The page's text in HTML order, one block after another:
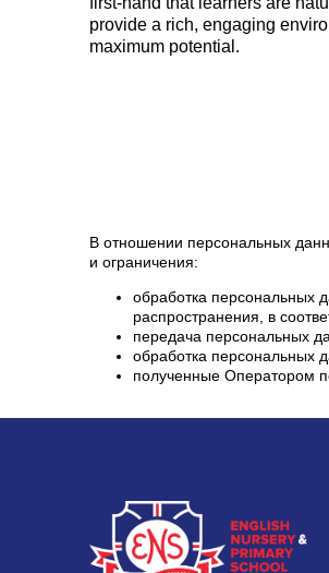
provide a rich, engaging
maximum potential.
В отношении персональных
и ограничения:
обработка персональных
распространения, в
передача персональных
обработка персональных
полученные Оператором